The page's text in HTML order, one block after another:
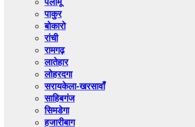
पाकुर
बोकारो
रांची
रामगढ़
लातेहार
लोहरदगा
सरायकेला-खरसावाँ
साहिबगंज
सिमडेगा
हजारीबाग